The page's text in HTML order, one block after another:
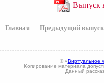
Выпуск
Главная Предыдущий выпуск
© «Виртуальное
Копирование материала
Данный